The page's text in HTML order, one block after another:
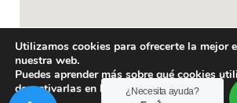
Política de privacidad
Utilizamos cookies para ofrecerte la mejor
nuestra web.
Puedes aprender más sobre qué cookies
desactivarlas en los
ajustes.
¿Necesita ayuda?